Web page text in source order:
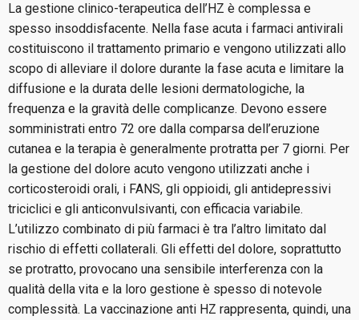
La gestione clinico-terapeutica dell’HZ è complessa e
spesso insoddisfacente. Nella fase acuta i farmaci antivirali
costituiscono il trattamento primario e vengono utilizzati allo
scopo di alleviare il dolore durante la fase acuta e limitare la
diffusione e la durata delle lesioni dermatologiche, la
frequenza e la gravità delle complicanze. Devono essere
somministrati entro 72 ore dalla comparsa dell’eruzione
cutanea e la terapia è generalmente protratta per 7 giorni. Per
la gestione del dolore acuto vengono utilizzati anche i
corticosteroidi orali, i FANS, gli oppioidi, gli antidepressivi
triciclici e gli anticonvulsivanti, con efficacia variabile.
L’utilizzo combinato di più farmaci è tra l’altro limitato dal
rischio di effetti collaterali. Gli effetti del dolore, soprattutto
se protratto, provocano una sensibile interferenza con la
qualità della vita e la loro gestione è spesso di notevole
complessità. La vaccinazione anti HZ rappresenta, quindi, una